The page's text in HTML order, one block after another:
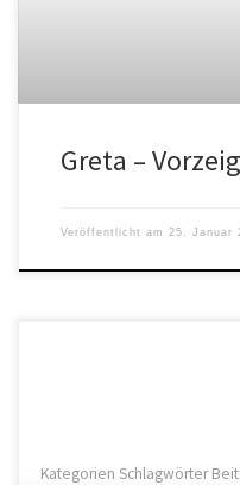
Greta –
Veröffentlicht am 25. Januar
Kategorien Schlagwörter